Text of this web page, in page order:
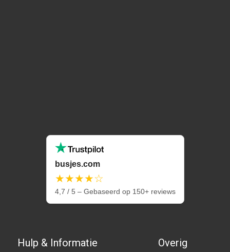
busjes.com
★★★★☆
4,7 / 5 – Gebaseerd op 150+ reviews
Hulp & Informatie Overig